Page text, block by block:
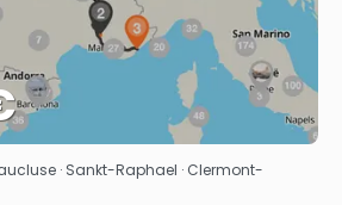
Sehen
· Sankt-Raphael · Clermont-